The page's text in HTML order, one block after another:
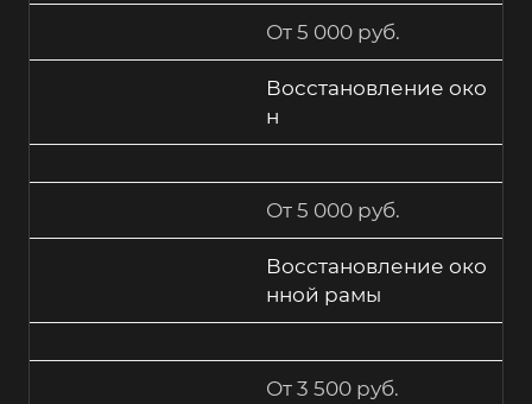
От 5 000 руб.
Восстановление око
н
От 5 000 руб.
Восстановление око
нной рамы
От 3 500 руб.